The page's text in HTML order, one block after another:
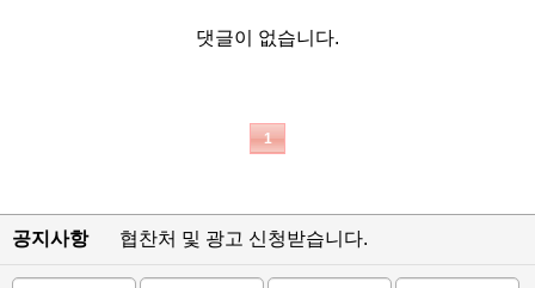
댓글이 없습니다.
1
공지사항 협찬처 및 광고 신청받습니다.